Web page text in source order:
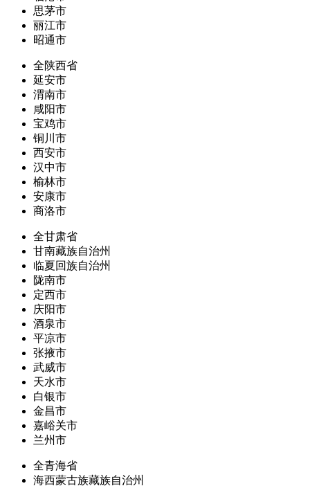
思茅市
丽江市
昭通市
全陕西省
延安市
渭南市
咸阳市
宝鸡市
铜川市
西安市
汉中市
榆林市
安康市
商洛市
全甘肃省
甘南藏族自治州
临夏回族自治州
陇南市
定西市
庆阳市
酒泉市
平凉市
张掖市
武威市
天水市
白银市
金昌市
嘉峪关市
兰州市
全青海省
海西蒙古族藏族自治州